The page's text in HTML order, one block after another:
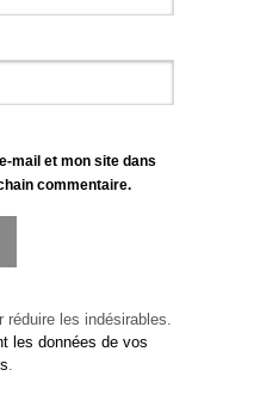
mail et mon site dans
commentaire.
les indésirables.
les données de vos